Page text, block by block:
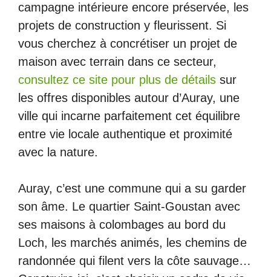
campagne intérieure encore préservée, les
projets de construction y fleurissent. Si
vous cherchez à concrétiser un projet de
maison avec terrain dans ce secteur,
consultez ce site pour plus de détails sur
les offres disponibles autour d’Auray, une
ville qui incarne parfaitement cet équilibre
entre vie locale authentique et proximité
avec la nature.
Auray, c’est une commune qui a su garder
son âme. Le quartier Saint-Goustan avec
ses maisons à colombages au bord du
Loch, les marchés animés, les chemins de
randonnée qui filent vers la côte sauvage…